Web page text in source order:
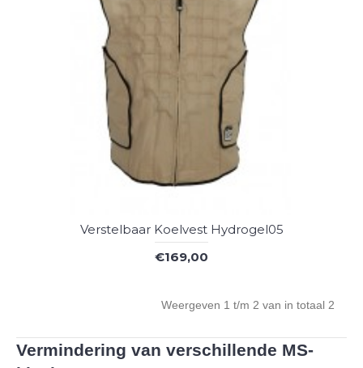
Verstelbaar Koelvest Hydrogel05
€169,00
Weergeven 1 t/m 2 van in totaal 2
Vermindering van verschillende MS-